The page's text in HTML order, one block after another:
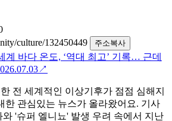
culture/132450449
주소복사
계 바다 온도, ‘역대 최고’ 기록… 근데
↗
전 세계적인 이상기후가 점점 심해지
한 관심있는 뉴스가 올라왔어요. 기사
'슈퍼 엘니뇨' 발생 우려 속에서 지난